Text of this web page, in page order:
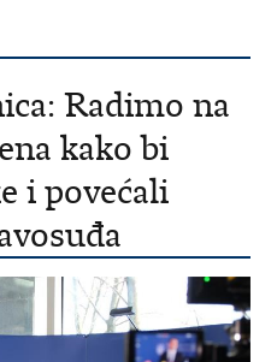
Radimo na
kako bi
i povećali